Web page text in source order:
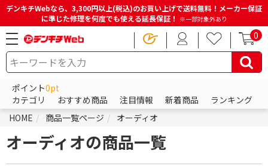
デンキチWebなら、3,300円以上(税込)のお買い上げで送料無料！メーカー保証
に準じた修理を何度でも使える延長保証！ ※一部対象外あり
0
ポイント0pt
カテゴリ
おすすめ商品 注目情報 新着商品
ランキング
HOME
商品一覧ページ オーディオ
オーディオの商品一覧